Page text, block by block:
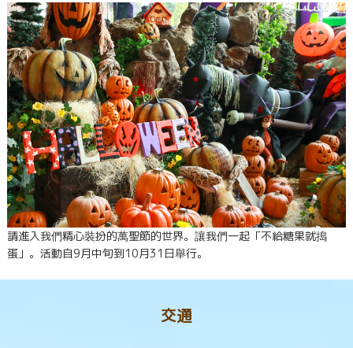
請進入我們精心裝扮的萬聖節的世界。讓我們一起「不給糖果就搗
蛋」。活動自9月中旬到10月31日舉行。
交通